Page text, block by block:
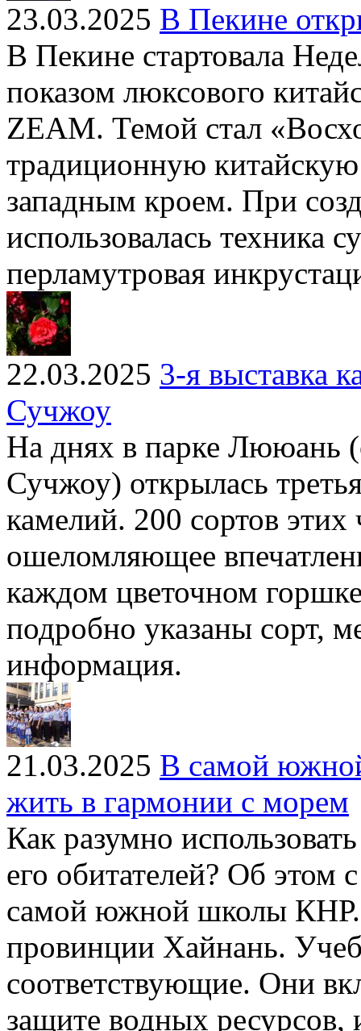
23.03.2025 В Пекине
В Пекине стартовала
показом люксового
ZEAM. Темой стал
традиционную
западным кроем. При
использовалась техника
перламутровая
22.03.2025 3-я выставка
Сучжоу
На днях в парке Лююань
Сучжоу) открылась
камелий. 200 сортов
ошеломляющее
каждом цветочном
подробно указаны сорт,
информация.
21.03.2025 В самой
жить в гармонии с морем
Как разумно
его обитателей? Об этом
самой южной школы КНР.
провинции Хайнань.
соответствующие. Они
защите водных